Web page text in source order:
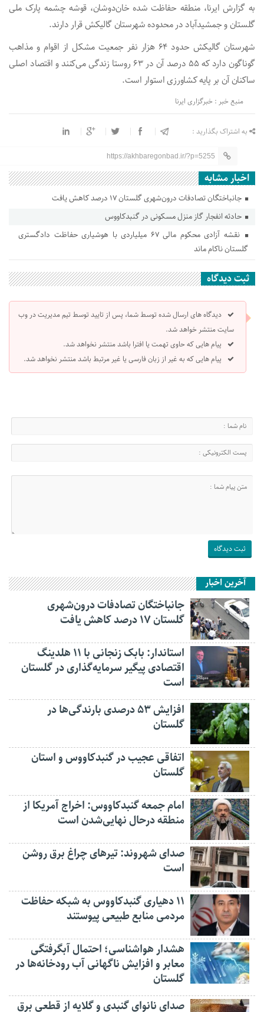
به گزارش ایرنا، منطقه حفاظت شده خان‌دوشان، قوشه چشمه پارک ملی
گلستان و جمشیدآباد در محدوده شهرستان گالیکش قرار دارند.
شهرستان گالیکش حدود ۶۴ هزار نفر جمعیت مشکل از اقوام و مذاهب
گوناگون دارد که ۵۵ درصد آن در ۶۳ روستا زندگی می‌کنند و اقتصاد اصلی
ساکنان آن بر پایه کشاورزی استوار است.
منبع خبر : خبرگزاری ایرنا
به اشتراک بگذارید :
https://akhbaregonbad.ir/?p=5255
اخبار مشابه
جانباختگان تصادفات درون‌شهری گلستان ۱۷ درصد کاهش یافت
حادثه انفجار گاز منزل مسکونی در گنبدکاووس
نقشه آزادی محکوم مالی ۶۷ میلیاردی با هوشیاری حفاظت دادگستری
گلستان ناکام ماند
ثبت دیدگاه
دیدگاه های ارسال شده توسط شما، پس از تایید توسط تیم مدیریت در وب
سایت منتشر خواهد شد.
پیام هایی که حاوی تهمت یا افترا باشد منتشر نخواهد شد.
پیام هایی که به غیر از زبان فارسی یا غیر مرتبط باشد منتشر نخواهد شد.
آخرین اخبار
جانباختگان تصادفات درون‌شهری
گلستان ۱۷ درصد کاهش یافت
استاندار: بابک زنجانی با ۱۱ هلدینگ
اقتصادی پیگیر سرمایه‌گذاری در گلستان
است
افزایش ۵۳ درصدی بارندگی‌ها در
گلستان
اتفاقی عجیب در‌ گنبدکاووس و استان
گلستان
امام جمعه گنبدکاووس: اخراج آمریکا از
منطقه درحال نهایی‌شدن است
صدای شهروند: تیرهای چراغ برق روشن
است
۱۱ دهیاری گنبدکاووس به شبکه حفاظت
مردمی منابع طبیعی پیوستند
هشدار هواشناسی؛ احتمال آبگرفتگی
معابر و افزایش ناگهانی آب رودخانه‌ها در
گلستان
صدای نانوای گنبدی و گلایه از قطعی برق